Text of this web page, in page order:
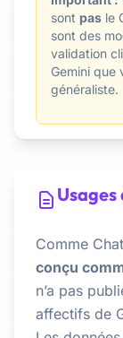
sont pas le
sont des
validation
Gemini que
généraliste.
Comme
conçu
n’a pas
affectifs de